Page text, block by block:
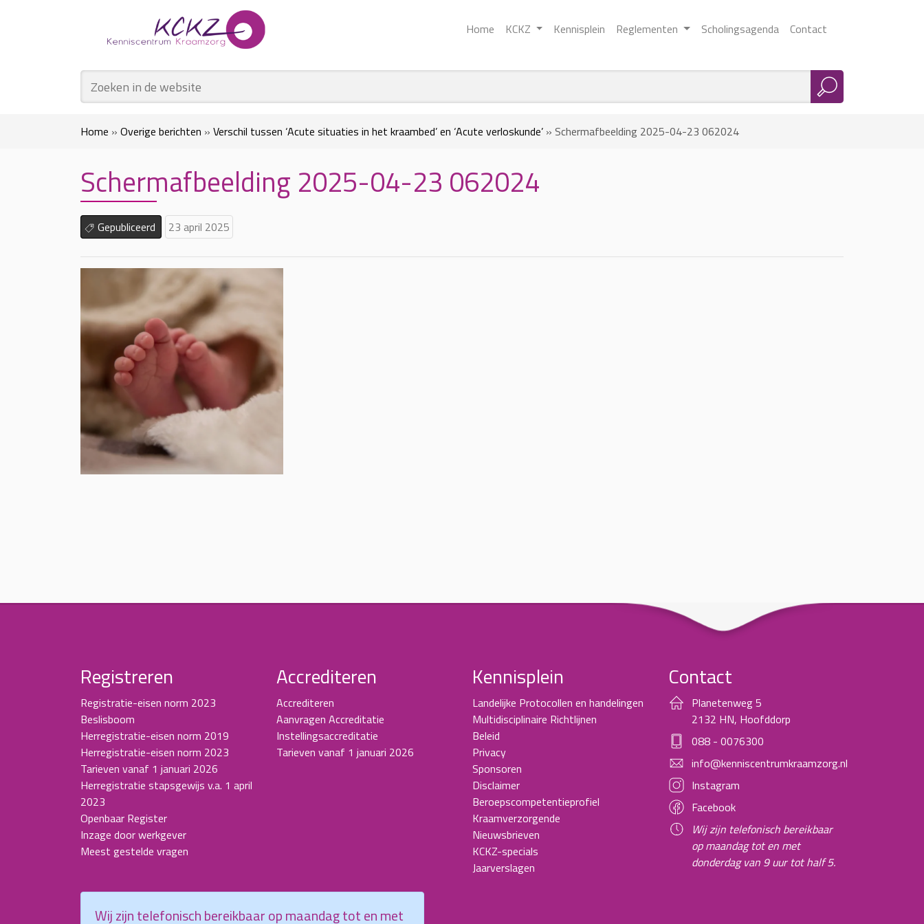
Home KCKZ Kennisplein Reglementen Scholingsagenda Contact
Home » Overige berichten » Verschil tussen ‘Acute situaties in het kraambed’ en ‘Acute verloskunde’ » Schermafbeelding 2025-04-23 062024
Schermafbeelding 2025-04-23 062024
Gepubliceerd 23 april 2025
Registreren
Registratie-eisen norm 2023
Beslisboom
Herregistratie-eisen norm 2019
Herregistratie-eisen norm 2023
Tarieven vanaf 1 januari 2026
Herregistratie stapsgewijs v.a. 1 april
2023
Openbaar Register
Inzage door werkgever
Meest gestelde vragen
Accrediteren
Accrediteren
Aanvragen Accreditatie
Instellingsaccreditatie
Tarieven vanaf 1 januari 2026
Kennisplein
Landelijke Protocollen en handelingen
Multidisciplinaire Richtlijnen
Beleid
Privacy
Sponsoren
Disclaimer
Beroepscompetentieprofiel
Kraamverzorgende
Nieuwsbrieven
KCKZ-specials
Jaarverslagen
Contact
Planetenweg 5
2132 HN, Hoofddorp
088 - 0076300
info@kenniscentrumkraamzorg.nl
Instagram
Facebook
Wij zijn telefonisch bereikbaar
op maandag tot en met
donderdag van 9 uur tot half 5.
Wij zijn telefonisch bereikbaar op maandag tot en met